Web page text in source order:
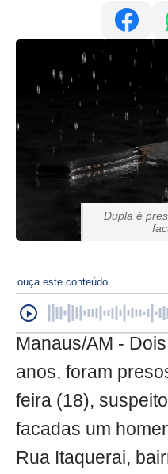
Dupla é
ouça este conteúdo
Manaus/AM -
anos, foram
feira (18),
facadas um
Rua Itaquerai,